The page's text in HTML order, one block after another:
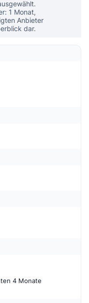
1 Monat,
Anbieter
dar.
4 Monate